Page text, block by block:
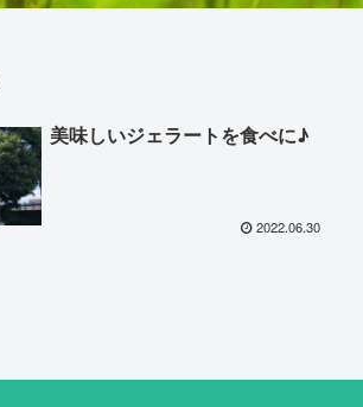
美味しいジェラートを食べに♪
2022.06.30